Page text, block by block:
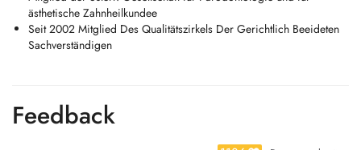
ästhetische Zahnheilkundee
Seit 2002 Mitglied Des Qualitätszirkels Der Gerichtlich Beeideten
Sachverständigen
Feedback